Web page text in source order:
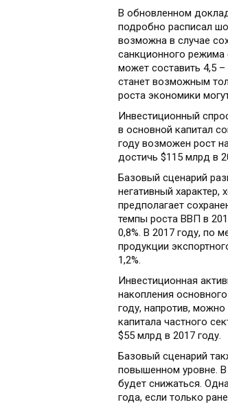
В обновленном
подробно расписал
возможна в случае
санкционного режима
может составить 4,5
станет возможным
роста экономики
Инвестиционный
в основной капитал
году возможен рост
достичь $115 млрд в
Базовый сценарий
негативный характер,
предполагает
темпы роста ВВП в
0,8%. В 2017 году, по
продукции
1,2%.
Инвестиционная
накопления
году, напротив,
капитала частного
$55 млрд в 2017 году.
Базовый сценарий
повышенном уровне. В
будет снижаться.
года, если только